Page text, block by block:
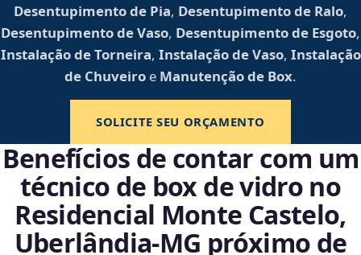
Desentupimento de Pia, Desentupimento de Ralo,
Desentupimento de Vaso, Desentupimento de Esgoto,
Instalação de Torneira, Instalação de Vaso, Instalação
de Chuveiro e Manutenção de Box.
SOLICITE SEU ORÇAMENTO
Benefícios de contar com um
técnico de box de vidro no
Residencial Monte Castelo,
Uberlândia‑MG próximo de